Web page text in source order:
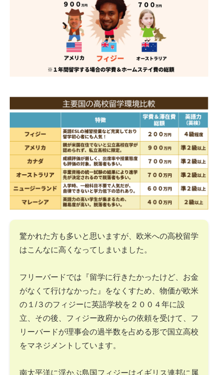
驚かれた方も多いと思いますが、欧米への高校留学
はこんなに高くなってしまいました。
フリーバードでは『留学に行きたかったけど、お金
がなくて行けなかった』をなくすため、物価が欧米
の１/３のフィジーに英語学校を２００４年に設
立、その後、フィジー政府からの依頼を受けて、フ
リーバードが理事会の過半数を占める形で国立高校
をマネジメントしています。
南太平洋に浮かぶ島国フィジーはイギリス連邦に属